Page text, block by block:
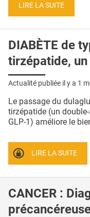
CONTACT
LIRE LA SUITE
DIABÈTE de
tirzépatide,
Actualité publiée il y a 1
Le passage du
tirzépatide (un
GLP-1) améliore le
LIRE LA SUITE
CANCER :